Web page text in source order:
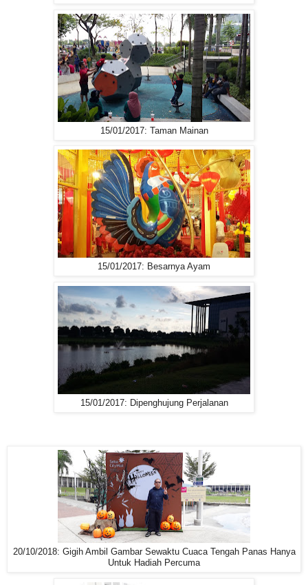
15/01/2017: Taman Mainan
15/01/2017: Besarnya Ayam
15/01/2017: Dipenghujung Perjalanan
20/10/2018: Gigih Ambil Gambar Sewaktu Cuaca Tengah Panas Hanya
Untuk Hadiah Percuma